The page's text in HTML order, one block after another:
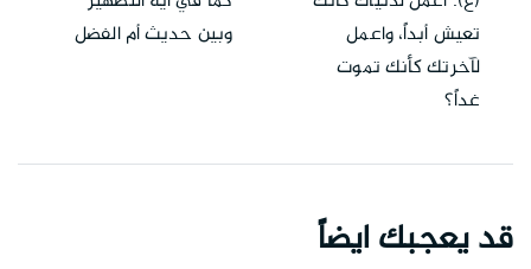
تعيش أبداً، واعمل
لآخرتك كأنك تموت
غداً؟
وبين حديث أم الفضل
قد يعجبك ايضاً